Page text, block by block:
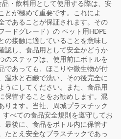
・飲料用として使用する際は、安
とが極めて重要です。これによ
であることが保証されます。その
ードグレード）の ペット用HDPE
の接触に適していることを意味し
認し、食品用として安全かどうか
のステップは、使用前にボトルを
であっても、ほこりや微生物が付
温水と石鹸で洗い、その後完全に
うにしてください。また、食品用
保管することをお勧めします。混
ります。当社、周城プラスチック
べての食品安全規則を遵守してお
最後に、食品をボトル内に保管す
たとえ安全なプラスチックであっ